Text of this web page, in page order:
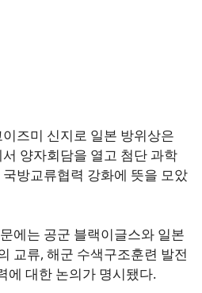
즈미 신지로 일본 방위상은
양자회담을 열고 첨단 과학
방교류협력 강화에 뜻을 모았
에는 공군 블랙이글스와 일본
교류, 해군 수색구조훈련 발전
에 대한 논의가 명시됐다.